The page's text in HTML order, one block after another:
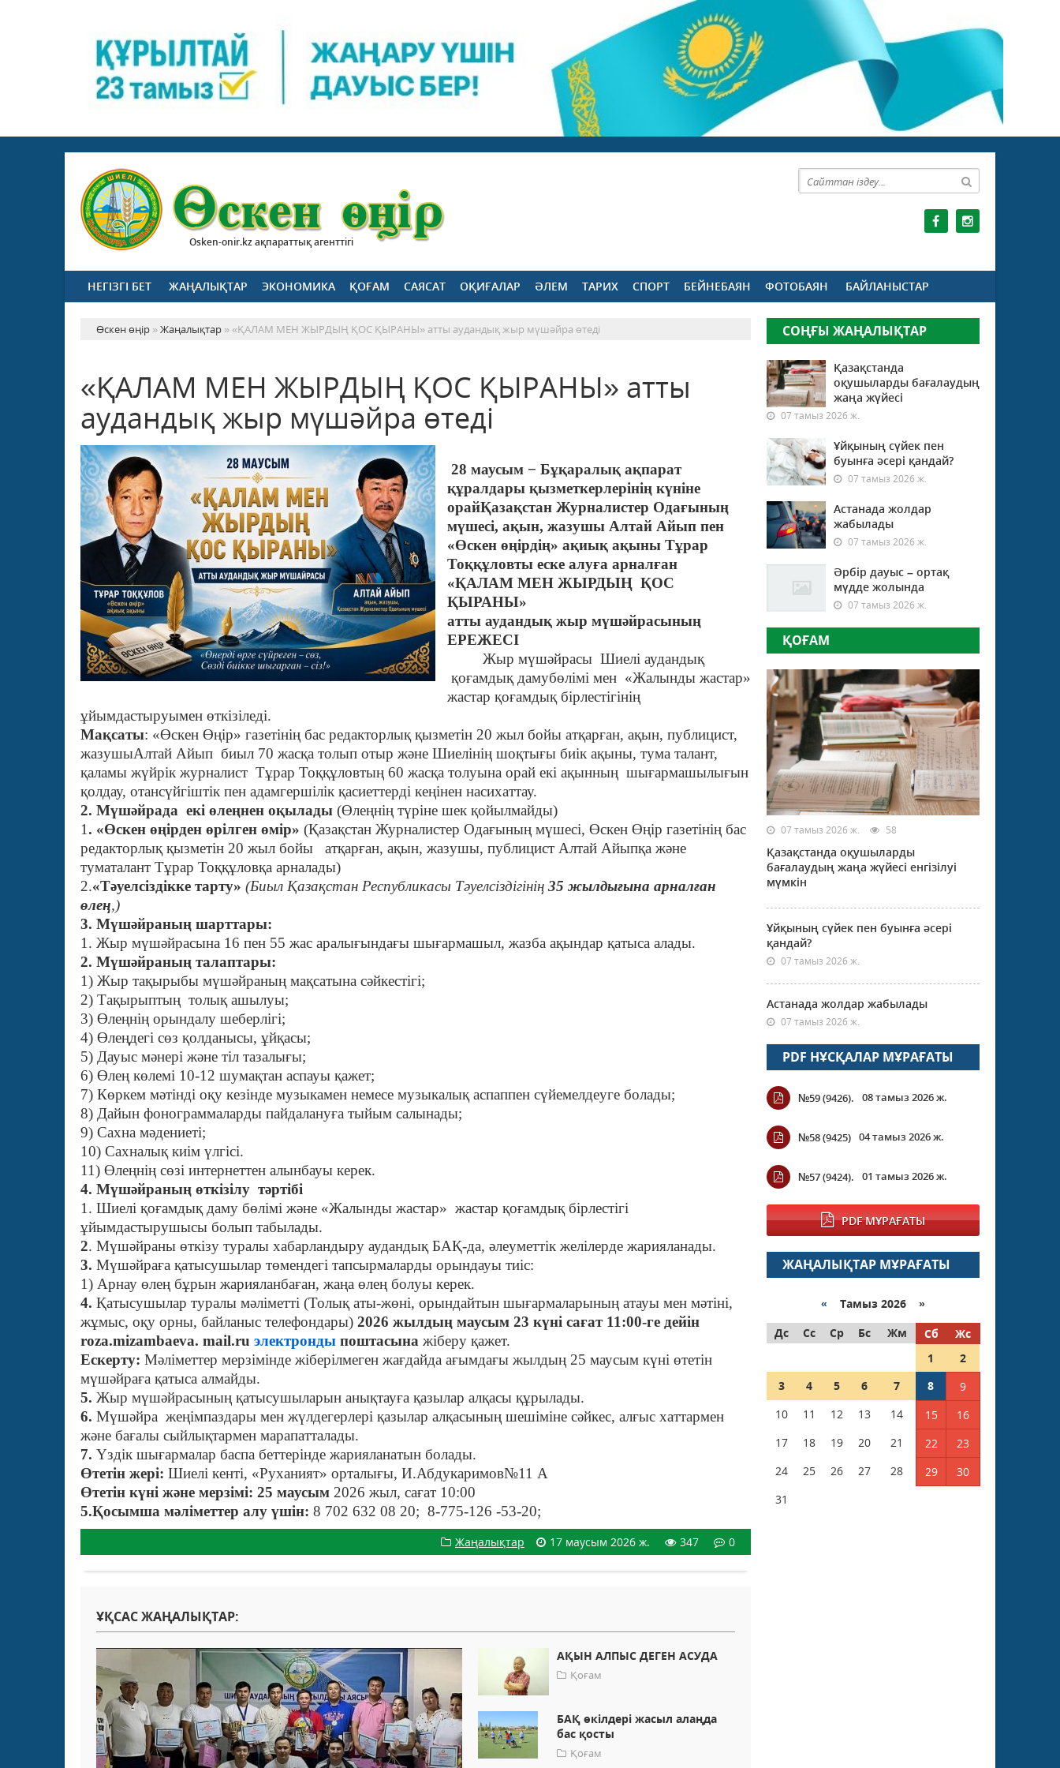
Osken-onir.kz ақпараттық агенттігі
НЕГІЗГІ БЕТ ЖАҢАЛЫҚТАР ЭКОНОМИКА ҚОҒАМ САЯСАТ ОҚИҒАЛАР ӘЛЕМ ТАРИХ СПОРТ БЕЙНЕБАЯН ФОТОБАЯН БАЙЛАНЫСТАР
Өскен өңір »Жаңалықтар » «ҚАЛАМ МЕН ЖЫРДЫҢ ҚОС ҚЫРАНЫ» атты аудандық жыр мүшәйра өтеді
«ҚАЛАМ МЕН ЖЫРДЫҢ ҚОС ҚЫРАНЫ» атты
аудандық жыр мүшәйра өтеді
28 маусым − Бұқаралық ақпарат
құралдары қызметкерлерінің күніне
орайҚазақстан Журналистер Одағының
мүшесі, ақын, жазушы Алтай Айып пен
«Өскен өңірдің» ақиық ақыны Тұрар
Тоққұловты еске алуға арналған
«ҚАЛАМ МЕН ЖЫРДЫҢ ҚОС
ҚЫРАНЫ»
атты аудандық жыр мүшәйрасының
ЕРЕЖЕСІ
Жыр мүшәйрасы Шиелі аудандық
қоғамдық дамубөлімі мен «Жалынды жастар»
жастар қоғамдық бірлестігінің
ұйымдастыруымен өткізіледі.
Мақсаты: «Өскен Өңір» газетінің бас редакторлық қызметін 20 жыл бойы атқарған, ақын, публицист,
жазушыАлтай Айып биыл 70 жасқа толып отыр және Шиелінің шоқтығы биік ақыны, тума талант,
қаламы жүйрік журналист Тұрар Тоққұловтың 60 жасқа толуына орай екі ақынның шығармашылығын
қолдау, отансүйгіштік пен адамгершілік қасиеттерді кеңінен насихаттау.
2. Мүшәйрада екі өлеңнен оқылады (Өлеңнің түріне шек қойылмайды)
1. «Өскен өңірден өрілген өмір» (Қазақстан Журналистер Одағының мүшесі, Өскен Өңір газетінің бас
редакторлық қызметін 20 жыл бойы атқарған, ақын, жазушы, публицист Алтай Айыпқа және
туматалант Тұрар Тоққұловқа арналады)
2.«Тәуелсіздікке тарту» (Биыл Қазақстан Республикасы Тәуелсіздігінің 35 жылдығына арналған
өлең,)
3. Мүшәйраның шарттары:
1. Жыр мүшәйрасына 16 пен 55 жас аралығындағы шығармашыл, жазба ақындар қатыса алады.
2. Мүшәйраның талаптары:
1) Жыр тақырыбы мүшәйраның мақсатына сәйкестігі;
2) Тақырыптың толық ашылуы;
3) Өлеңнің орындалу шеберлігі;
4) Өлеңдегі сөз қолданысы, ұйқасы;
5) Дауыс мәнері және тіл тазалығы;
6) Өлең көлемі 10-12 шумақтан аспауы қажет;
7) Көркем мәтінді оқу кезінде музыкамен немесе музыкалық аспаппен сүйемелдеуге болады;
8) Дайын фонограммаларды пайдалануға тыйым салынады;
9) Сахна мәдениеті;
10) Сахналық киім үлгісі.
11) Өлеңнің сөзі интернеттен алынбауы керек.
4. Мүшәйраның өткізілу тәртібі
1. Шиелі қоғамдық даму бөлімі және «Жалынды жастар» жастар қоғамдық бірлестігі
ұйымдастырушысы болып табылады.
2. Мүшәйраны өткізу туралы хабарландыру аудандық БАҚ-да, әлеуметтік желілерде жарияланады.
3. Мүшәйраға қатысушылар төмендегі тапсырмаларды орындауы тиіс:
1) Арнау өлең бұрын жарияланбаған, жаңа өлең болуы керек.
4. Қатысушылар туралы мәліметті (Толық аты-жөні, орындайтын шығармаларының атауы мен мәтіні,
жұмыс, оқу орны, байланыс телефондары) 2026 жылдың маусым 23 күні cағат 11:00-ге дейін
roza.mizambaeva. mail.ru электронды поштасына жіберу қажет.
Ескерту: Мәліметтер мерзімінде жіберілмеген жағдайда ағымдағы жылдың 25 маусым күні өтетін
мүшәйраға қатыса алмайды.
5. Жыр мүшәйрасының қатысушыларын анықтауға қазылар алқасы құрылады.
6. Мүшәйра жеңімпаздары мен жүлдегерлері қазылар алқасының шешіміне сәйкес, алғыс хаттармен
және бағалы сыйлықтармен марапатталады.
7. Үздік шығармалар баспа беттерінде жарияланатын болады.
Өтетін жері: Шиелі кенті, «Руханият» орталығы, И.Абдукаримов№11 А
Өтетін күні және мерзімі: 25 маусым 2026 жыл, сағат 10:00
5.Қосымша мәліметтер алу үшін: 8 702 632 08 20; 8-775-126 -53-20;
Жаңалықтар 17 маусым 2026 ж. 347 0
ҰҚСАС ЖАҢАЛЫҚТАР:
АҚЫН АЛПЫС ДЕГЕН АСУДА
Қоғам
БАҚ өкілдері жасыл алаңда
бас қосты
Қоғам
СОҢҒЫ ЖАҢАЛЫҚТАР
Қазақстанда
оқушыларды бағалаудың
жаңа жүйесі
07 тамыз 2026 ж.
Ұйқының сүйек пен
буынға әсері қандай?
07 тамыз 2026 ж.
Астанада жолдар
жабылады
07 тамыз 2026 ж.
Әрбір дауыс – ортақ
мүдде жолында
07 тамыз 2026 ж.
ҚОҒАМ
07 тамыз 2026 ж. 58
Қазақстанда оқушыларды
бағалаудың жаңа жүйесі енгізілуі
мүмкін
Ұйқының сүйек пен буынға әсері
қандай?
07 тамыз 2026 ж.
Астанада жолдар жабылады
07 тамыз 2026 ж.
PDF НҰСҚАЛАР МҰРАҒАТЫ
№59 (9426). 08 тамыз 2026 ж.
№58 (9425) 04 тамыз 2026 ж.
№57 (9424). 01 тамыз 2026 ж.
PDF МҰРАҒАТЫ
ЖАҢАЛЫҚТАР МҰРАҒАТЫ
« Тамыз 2026 »
Дс
Сс Ср Бс Жм Сб
Жс
1
2
3
4 5 6 7 8
9
10
11 12 13 14 15
16
17
18 19 20 21 22
23
24
25 26 27 28 29
30
31